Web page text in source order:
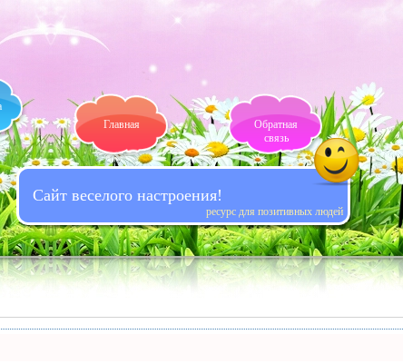
Сайт веселого настроения!
ресурс для позитивных людей
Главная
Обратная
связь